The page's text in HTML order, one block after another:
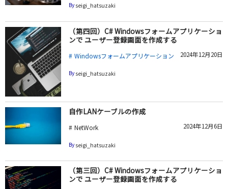
Byseigi_hatsuzaki
（第四回）C# Windowsフォームアプリケーショ
ンで ユーザー登録画面を作成する
Windowsフォームアプリケーション 2024年12月20日
Byseigi_hatsuzaki
自作LANケーブルの作成
NetWork 2024年12月6日
Byseigi_hatsuzaki
（第三回）C# Windowsフォームアプリケーショ
ンで ユーザー登録画面を作成する